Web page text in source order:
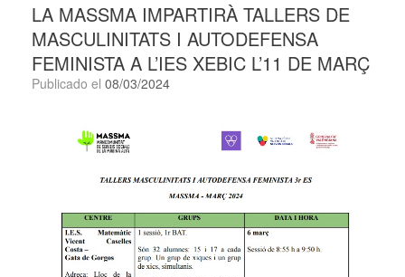
LA MASSMA IMPARTIRÀ TALLERS DE
MASCULINITATS I AUTODEFENSA
FEMINISTA A L’IES XEBIC L’11 DE MARÇ
Publicado el 08/03/2024